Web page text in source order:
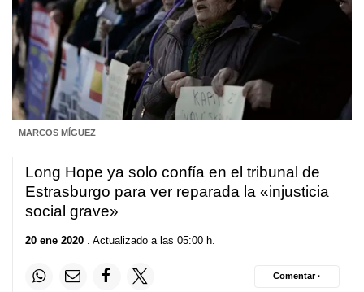
MARCOS MÍGUEZ
Long Hope ya solo confía en el tribunal de
Estrasburgo para ver reparada la «injusticia
social grave»
20 ene 2020 . Actualizado a las 05:00 h.
Comentar ·